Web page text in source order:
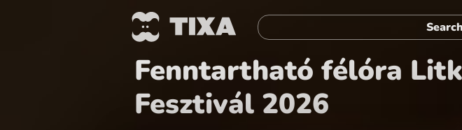
Fenntartható félóra
Fesztivál 2026